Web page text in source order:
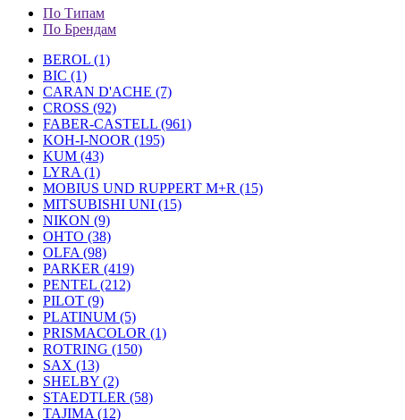
По Типам
По Брендам
BEROL (1)
BIC (1)
CARAN D'ACHE (7)
CROSS (92)
FABER-CASTELL (961)
KOH-I-NOOR (195)
KUM (43)
LYRA (1)
MOBIUS UND RUPPERT M+R (15)
MITSUBISHI UNI (15)
NIKON (9)
OHTO (38)
OLFA (98)
PARKER (419)
PENTEL (212)
PILOT (9)
PLATINUM (5)
PRISMACOLOR (1)
ROTRING (150)
SAX (13)
SHELBY (2)
STAEDTLER (58)
TAJIMA (12)